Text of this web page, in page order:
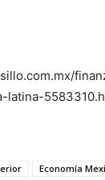
latina-
Economía